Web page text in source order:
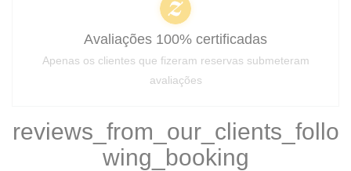
reviews_from_our_clients_follo
wing_booking
Avaliações 100% certificadas
Apenas os clientes que fizeram reservas submeteram
avaliações